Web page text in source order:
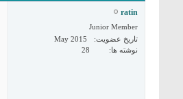
ratin
Junior Member
تاریخ عضویت
May 2015
نوشته ها
28